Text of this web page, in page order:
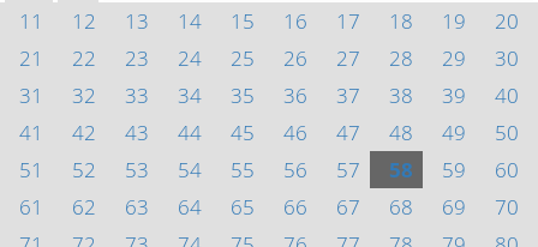
11
12 13 14 15 16 17 18 19
20
21
22 23 24 25 26 27 28 29
30
31
32 33 34 35 36 37 38 39
40
41
42 43 44 45 46 47 48 49
50
51
52 53 54 55 56 57 58 59
60
61
62 63 64 65 66 67 68 69
70